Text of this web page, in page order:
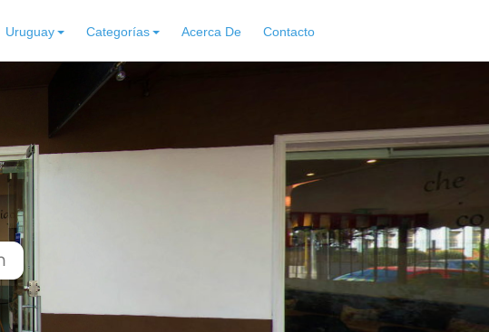
Uruguay Categorías Acerca De Contacto